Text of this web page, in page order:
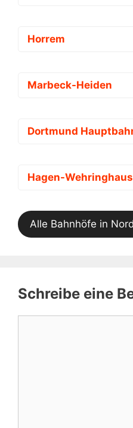
Horrem
Marbeck-Heiden
Dortmund
Hagen-
Alle Bahnhöfe in
Schreibe eine